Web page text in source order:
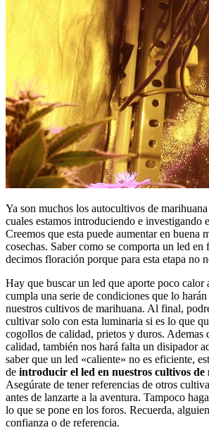
Ya son muchos los autocultivos de
cuales estamos introduciendo e investigando
Creemos que esta puede aumentar en buena
cosechas. Saber como se comporta un led
decimos floración porque para esta etapa no
Hay que buscar un led que aporte poco
cumpla una serie de condiciones que lo
nuestros cultivos de marihuana. Al final,
cultivar solo con esta luminaria si es lo que
cogollos de calidad, prietos y duros. Ademas
calidad, también nos hará falta un disipador
saber que un led «caliente» no es eficiente,
de introducir el led en nuestros cultivos de
Asegúrate de tener referencias de otros
antes de lanzarte a la aventura. Tampoco
lo que se pone en los foros. Recuerda,
confianza o de referencia.